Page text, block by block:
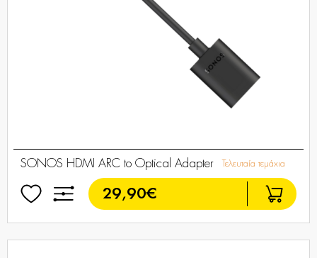
SONOS HDMI ARC to Optical Adapter Τελευταία τεμάχια
29,90€